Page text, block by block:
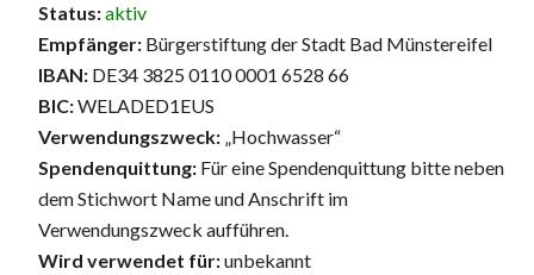
Status:aktiv
Empfänger: Bürgerstiftung der Stadt Bad Münstereifel
IBAN: DE34 3825 0110 0001 6528 66
BIC:WELADED1EUS
Verwendungszweck: „Hochwasser“
Spendenquittung: Für eine Spendenquittung bitte neben
dem Stichwort Name und Anschrift im
Verwendungszweck aufführen.
Wird verwendet für:unbekannt